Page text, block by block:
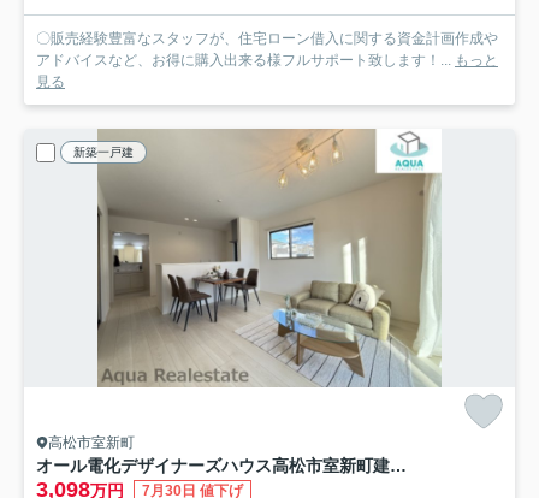
〇販売経験豊富なスタッフが、住宅ローン借入に関する資金計画作成や
アドバイスなど、お得に購入出来る様フルサポート致します！... もっと
見る
新築一戸建
高松市室新町
オール電化デザイナーズハウス高松市室新町建売①
3,098万円 7月30日 値下げ